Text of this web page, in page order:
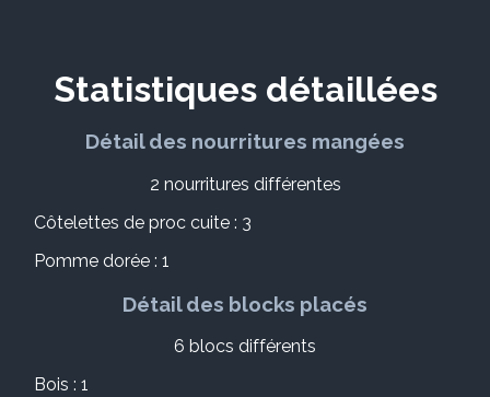
Statistiques détaillées
Détail des nourritures mangées
2 nourritures différentes
Côtelettes de proc cuite : 3
Pomme dorée : 1
Détail des blocks placés
6 blocs différents
Bois : 1